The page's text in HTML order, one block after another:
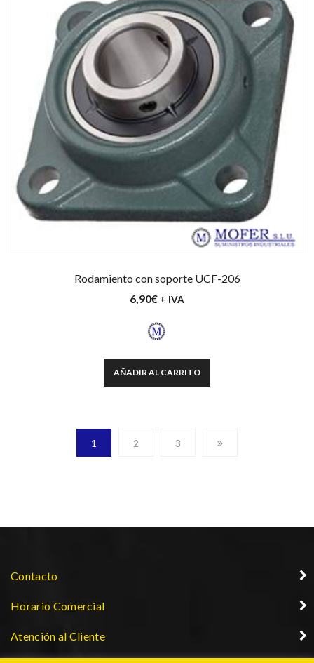
Rodamiento con soporte UCF-206
6,90€ + IVA
AÑADIR AL CARRITO
1 2 3
Contacto
Horario Comercial
Atención al Cliente